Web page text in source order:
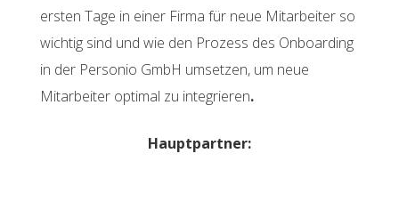
ersten Tage in einer Firma für neue Mitarbeiter so
wichtig sind und wie den Prozess des Onboarding
in der Personio GmbH umsetzen, um neue
Mitarbeiter optimal zu integrieren.
Hauptpartner: